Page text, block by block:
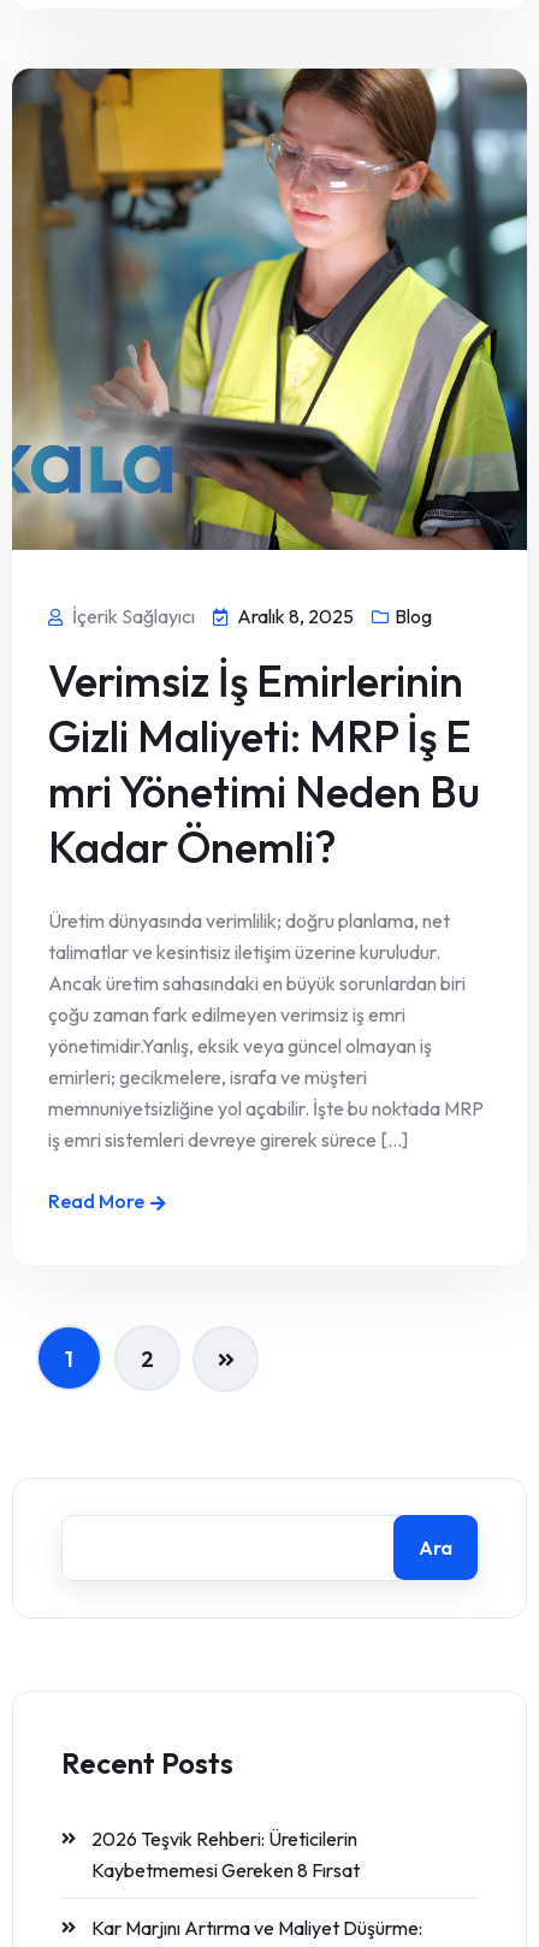
İçerik Sağlayıcı Aralık 8, 2025 Blog
Verimsiz İş Emirlerinin
Gizli Maliyeti: MRP İş E
mri Yönetimi Neden Bu
Kadar Önemli?
Üretim dünyasında verimlilik; doğru planlama, net
talimatlar ve kesintisiz iletişim üzerine kuruludur.
Ancak üretim sahasındaki en büyük sorunlardan biri
çoğu zaman fark edilmeyen verimsiz iş emri
yönetimidir.Yanlış, eksik veya güncel olmayan iş
emirleri; gecikmelere, israfa ve müşteri
memnuniyetsizliğine yol açabilir. İşte bu noktada MRP
iş emri sistemleri devreye girerek sürece [...]
Read More
1 2
Ara
Recent Posts
2026 Teşvik Rehberi: Üreticilerin
Kaybetmemesi Gereken 8 Fırsat
Kar Marjını Artırma ve Maliyet Düşürme: